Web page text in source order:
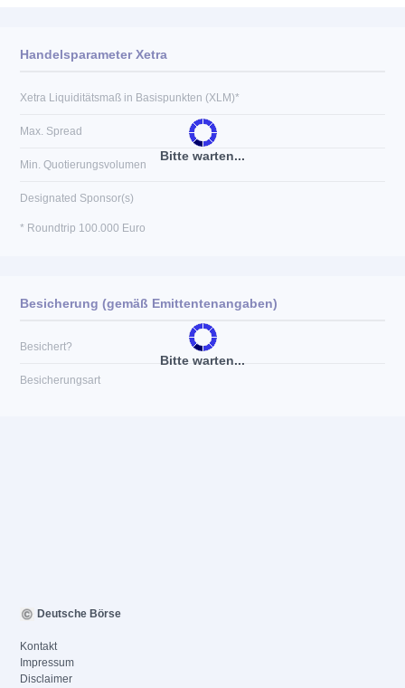
Bitte warten...
Handelsparameter Xetra
Xetra Liquiditätsmaß in Basispunkten (XLM)*
Max. Spread
Min. Quotierungsvolumen
Designated Sponsor(s)
* Roundtrip 100.000 Euro
Bitte warten...
Besicherung (gemäß Emittentenangaben)
Besichert?
Besicherungsart
Deutsche Börse
Kontakt
Impressum
Disclaimer